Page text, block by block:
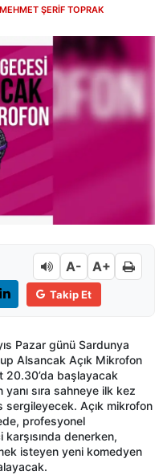
MEHMET ŞERİF TOPRAK
A- A+
Takip Et
Pazar günü Sardunya
Alsancak Açık Mikrofon
20.30’da başlayacak
sıra sahneye ilk kez
sergileyecek. Açık mikrofon
profesyonel
karşısında denerken,
isteyen yeni komedyen